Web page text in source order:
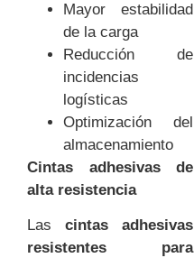
Mayor estabilidad
de la carga
Reducción de
incidencias
logísticas
Optimización del
almacenamiento
Cintas adhesivas de
alta resistencia
Las cintas adhesivas
resistentes para